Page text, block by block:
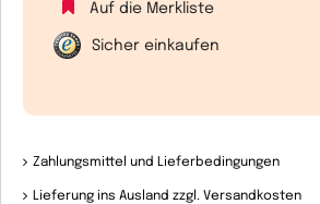
Auf die Merkliste
Sicher einkaufen
Zahlungsmittel und Lieferbedingungen
Lieferung ins Ausland zzgl. Versandkosten